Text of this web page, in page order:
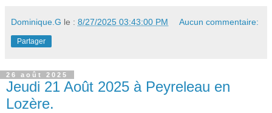
Dominique.G le : 8/27/2025 03:43:00 PM Aucun commentaire:
Partager
26 août 2025
Jeudi 21 Août 2025 à Peyreleau en
Lozère.